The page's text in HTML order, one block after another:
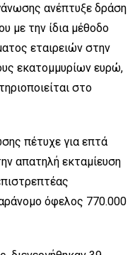
ανέπτυξε δράση
με την ίδια μέθοδο
εταιρειών στην
εκατομμυρίων ευρώ,
στο
πέτυχε για επτά
απατηλή εκταμίευση
όφελος 770.000